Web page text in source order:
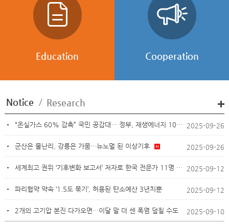
Education Cooperation
“온실가스 60% 감축” 국민 공감대… 정부, 재생에너지 100GW 확대 목표 2025-09-26
군산은 물난리, 강릉은 가뭄…뉴노멀 된 이상기후 2025-09-26
세계최고 권위 ‘기후변화 보고서’ 저자로 한국 전문가 11명 선정 2025-09-12
파리협약 약속 ‘1.5도 묶기’, 허용된 탄소예산 3년치뿐 2025-09-12
2개의 고기압 본진 다가오면…이달 말 더 센 폭염 덮칠 수도 2025-09-10